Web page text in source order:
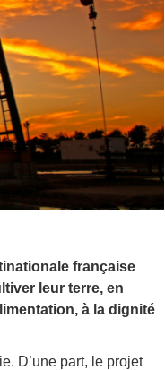
critiques
française
leur terre, en
à la dignité
D’une part, le projet